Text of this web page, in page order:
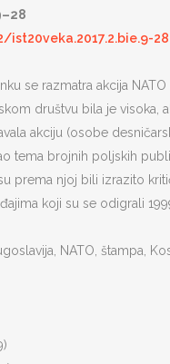
28
se razmatra akcija
društvu bila je visoka,
akciju (osobe
tema brojnih poljskih
prema njoj bili izrazito
koji su se odigrali
NATO, štampa,